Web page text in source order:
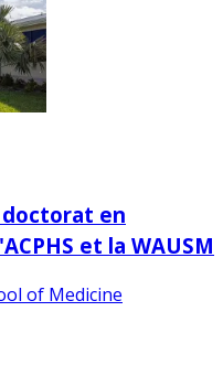
en
et la WAUSM
of Medicine